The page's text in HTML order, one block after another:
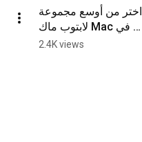
اختر من أوسع مجموعة
لابتوب ماك Mac في
المملكة .. مع خصم 5%
2.4K views